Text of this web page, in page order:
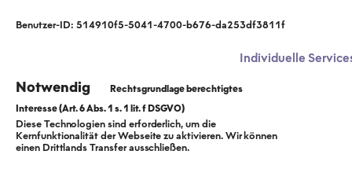
Benutzer-ID: 514910f5-5041-4700-b676-da253df3811f
Individuelle
Notwendig
Diese Technologien sind erforderlich, um die
Kernfunktionalität der Webseite zu aktivieren. Wir können
einen Drittlands Transfer ausschließen.